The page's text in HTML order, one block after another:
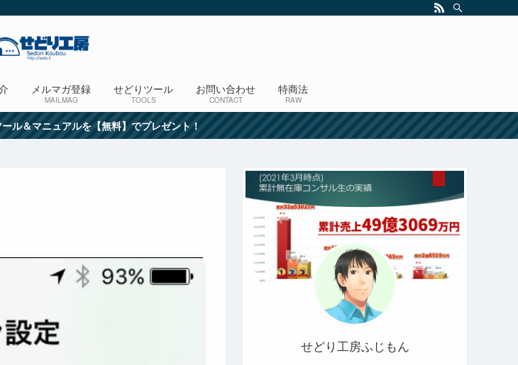
メルマガ登録
MAILMAG
せどりツール
TOOLS
お問い合わせ
CONTACT
特商法
RAW
ル＆マニュアルを【無料】でプレゼント！
せどり工房ふじもん